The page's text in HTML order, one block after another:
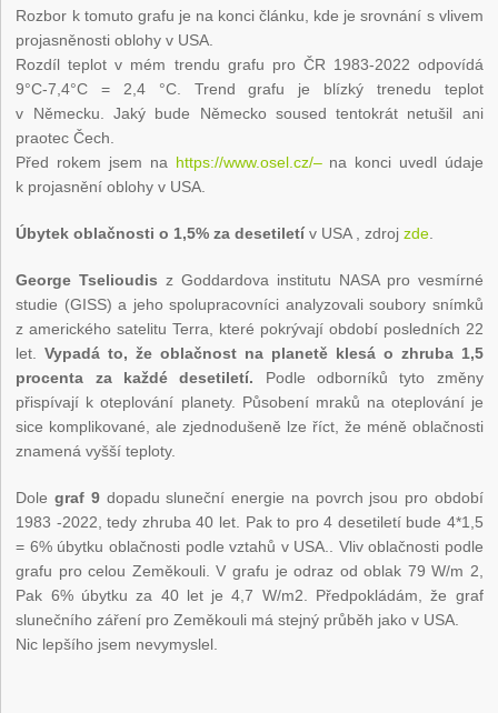
Rozbor k tomuto grafu je na konci článku, kde je srovnání s vlivem
projasněnosti oblohy v USA.
Rozdíl teplot v mém trendu grafu pro ČR 1983-2022 odpovídá
9°C-7,4°C = 2,4 °C. Trend grafu je blízký trenedu teplot
v Německu. Jaký bude Německo soused tentokrát netušil ani
praotec Čech.
Před rokem jsem na https://www.osel.cz/–na konci uvedl údaje
k projasnění oblohy v USA.
Úbytek oblačnosti o 1,5% za desetiletí v USA , zdrojzde
George Tselioudis z Goddardova institutu NASA pro vesmírné
studie (GISS) a jeho spolupracovníci analyzovali soubory snímků
z amerického satelitu Terra, které pokrývají období posledních 22
let.Vypadá to, že oblačnost na planetě klesá o zhruba 1,5
procenta za každé desetiletí. Podle odborníků tyto změny
přispívají k oteplování planety. Působení mraků na oteplování je
sice komplikované, ale zjednodušeně lze říct, že méně oblačnosti
znamená vyšší teploty.
Dolegraf 9dopadu sluneční energie na povrch jsou pro období
1983 -2022, tedy zhruba 40 let. Pak to pro 4 desetiletí bude 4*1,5
= 6% úbytku oblačnosti podle vztahů v USA.. Vliv oblačnosti podle
grafu pro celou Zeměkouli. V grafu je odraz od oblak 79 W/m 2,
Pak 6% úbytku za 40 let je 4,7 W/m2. Předpokládám, že graf
slunečního záření pro Zeměkouli má stejný průběh jako v USA.
Nic lepšího jsem nevymyslel.